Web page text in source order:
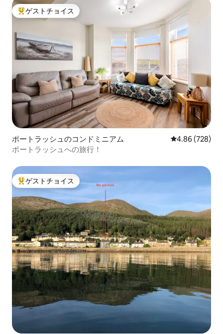
大好評のゲストチョイスです。
ゲストチョイス
ポートラッシュのコンドミニアム レビュー728
4.86 (728)
ポートラッシュへの旅行！
大好評のゲストチョイスです。
ゲストチョイス